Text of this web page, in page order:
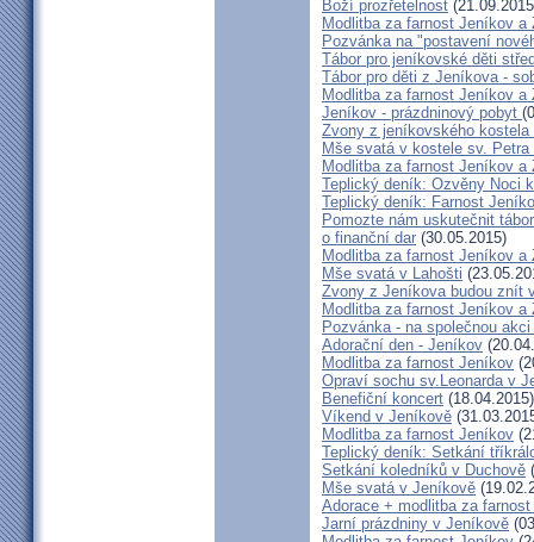
Boží prozřetelnost
Modlitba za farnost Jeníkov a
Pozvánka na "postavení
Tábor pro jeníkovské děti
Tábor pro děti z Jeníkova -
Modlitba za farnost Jeníkov a
Jeníkov - prázdninový pobyt
Zvony z jeníkovského
Mše svatá v kostele sv.
Modlitba za farnost Jeníkov a
Teplický deník: Ozvěny Noci
Teplický deník: Farnost
Pomozte nám uskutečnit
o finanční dar (30.05.2015)
Modlitba za farnost Jeníkov a
Mše svatá v Lahošti
Zvony z Jeníkova budou znít
Modlitba za farnost Jeníkov a
Pozvánka - na společnou
Adorační den - Jeníkov
Modlitba za farnost Jeníkov
Opraví sochu sv.Leonarda v
Benefiční koncert (18.04.2015)
Víkend v Jeníkově
Modlitba za farnost Jeníkov
Teplický deník: Setkání
Setkání koledníků v Duchově
Mše svatá v Jeníkově
Adorace + modlitba za
Jarní prázdniny v Jeníkově